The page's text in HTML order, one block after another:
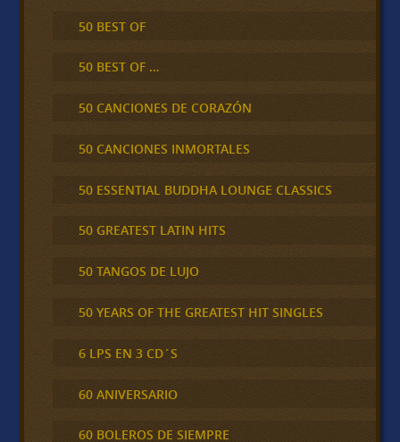
50 BEST OF
50 BEST OF …
50 CANCIONES DE CORAZÓN
50 CANCIONES INMORTALES
50 ESSENTIAL BUDDHA LOUNGE CLASSICS
50 GREATEST LATIN HITS
50 TANGOS DE LUJO
50 YEARS OF THE GREATEST HIT SINGLES
6 LPS EN 3 CD´S
60 ANIVERSARIO
60 BOLEROS DE SIEMPRE